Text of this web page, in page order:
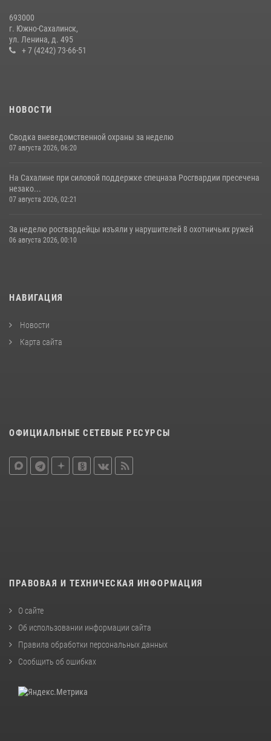
693000
г. Южно-Сахалинск,
ул. Ленина, д. 495
+ 7 (4242) 73-66-51
НОВОСТИ
Сводка вневедомственной охраны за неделю
07 августа 2026, 06:20
На Сахалине при силовой поддержке спецназа Росгвардии пресечена
незако...
07 августа 2026, 02:21
За неделю росгвардейцы изъяли у нарушителей 8 охотничьих ружей
06 августа 2026, 00:10
НАВИГАЦИЯ
Новости
Карта сайта
ОФИЦИАЛЬНЫЕ СЕТЕВЫЕ РЕСУРСЫ
ПРАВОВАЯ И ТЕХНИЧЕСКАЯ ИНФОРМАЦИЯ
О сайте
Об использовании информации сайта
Правила обработки персональных данных
Сообщить об ошибках